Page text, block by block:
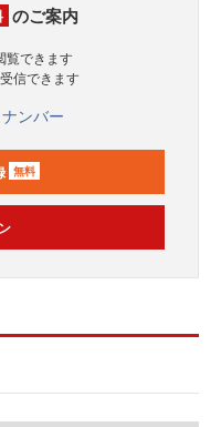
のご案内
覧できます
信できます
ンバー
無料